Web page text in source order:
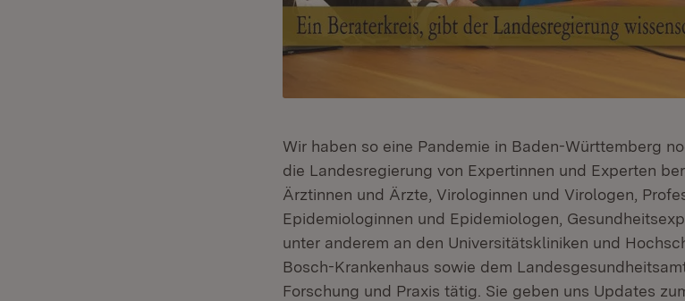
Wir haben so eine Pandemie in Baden-Württemberg
die Landesregierung von Expertinnen und Experten
Ärztinnen und Ärzte, Virologinnen und Virologen,
Epidemiologinnen und Epidemiologen,
unter anderem an den Universitätskliniken und
Bosch-Krankenhaus sowie dem
Forschung und Praxis tätig. Sie geben uns Updates